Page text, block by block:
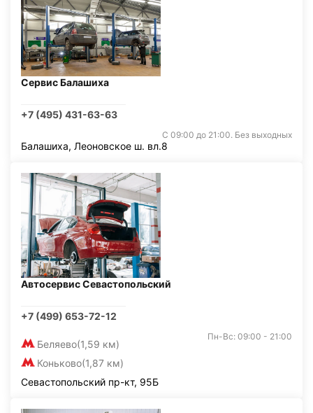
Сервис Балашиха
+7 (495) 431-63-63
С 09:00 до 21:00. Без выходных
Балашиха, Леоновское ш. вл.8
Автосервис Севастопольский
+7 (499) 653-72-12
Беляево(1,59 км)
Коньково(1,87 км)
Пн-Вс: 09:00 - 21:00
Севастопольский пр-кт, 95Б